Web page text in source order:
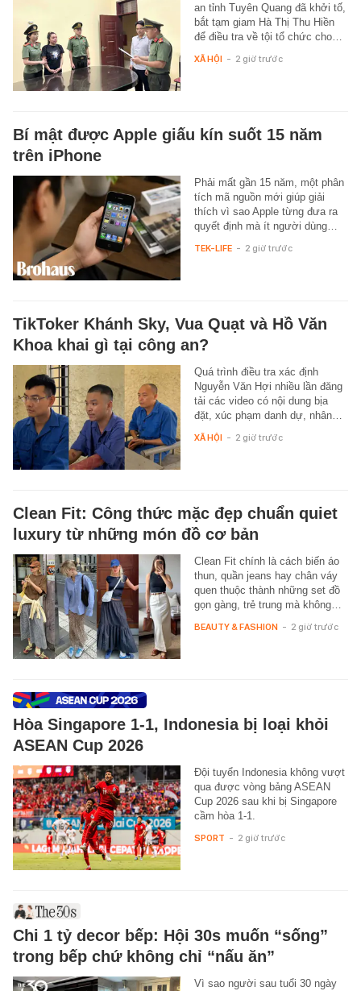
an tỉnh Tuyên Quang đã khởi tố,
bắt tạm giam Hà Thị Thu Hiền
để điều tra về tội tổ chức cho…
XÃ HỘI - 2 giờ trước
Bí mật được Apple giấu kín suốt 15 năm
trên iPhone
Phải mất gần 15 năm, một phân
tích mã nguồn mới giúp giải
thích vì sao Apple từng đưa ra
quyết định mà ít người dùng…
TEK-LIFE - 2 giờ trước
TikToker Khánh Sky, Vua Quạt và Hồ Văn
Khoa khai gì tại công an?
Quá trình điều tra xác định
Nguyễn Văn Hợi nhiều lần đăng
tải các video có nội dung bịa
đặt, xúc phạm danh dự, nhân…
XÃ HỘI - 2 giờ trước
Clean Fit: Công thức mặc đẹp chuẩn quiet
luxury từ những món đồ cơ bản
Clean Fit chính là cách biến áo
thun, quần jeans hay chân váy
quen thuộc thành những set đồ
gọn gàng, trẻ trung mà không…
BEAUTY & FASHION - 2 giờ trước
Hòa Singapore 1-1, Indonesia bị loại khỏi
ASEAN Cup 2026
Đội tuyển Indonesia không vượt
qua được vòng bảng ASEAN
Cup 2026 sau khi bị Singapore
cầm hòa 1-1.
SPORT - 2 giờ trước
Chi 1 tỷ decor bếp: Hội 30s muốn “sống”
trong bếp chứ không chỉ “nấu ăn”
Vì sao người sau tuổi 30 ngày